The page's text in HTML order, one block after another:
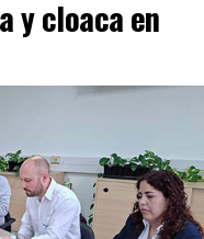
y cloaca en